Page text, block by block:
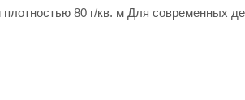
плотностью 80 г/кв. м Для современных